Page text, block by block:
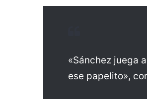
«Sánchez juega
ese papelito»,